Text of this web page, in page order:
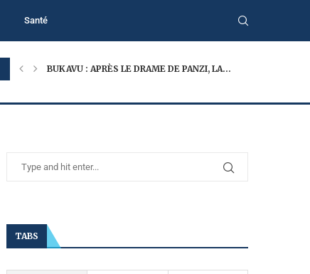
Santé
BUKAVU : APRÈS LE DRAME DE PANZI, LA...
TABS